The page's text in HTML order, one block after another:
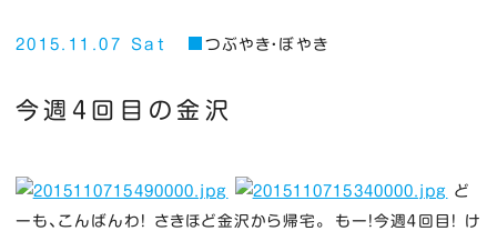
2015.11.07 Sat つぶやき・ぼやき
今週４回目の金沢
ど
ーも、こんばんわ！ さきほど金沢から帰宅。 もー！今週４回目！ け